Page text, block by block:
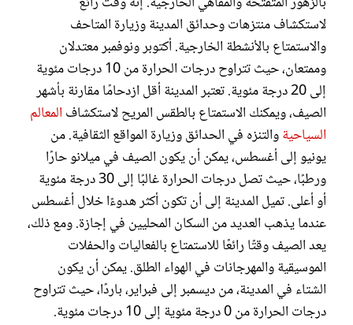
لاستكشاف منتزهات وحدائق المدينة وزيارة المتاحف
والاستمتاع بالأنشطة الخارجية. أكتوبر ونوفمبر معتدلان
وممتعان، حيث تتراوح درجات الحرارة من 10 درجات مئوية
إلى 20 درجة مئوية. تعتبر المدينة أقل ازدحامًا مقارنة بأشهر
الصيف، ويمكنك الاستمتاع بالطقس المريح لاستكشاف المعالم
السياحيةوالتنزه في الحدائق وزيارة المواقع الثقافية. من
يونيو إلى أغسطس، يمكن أن يكون الصيف في ميلانو حارًا
ورطبًا، حيث تصل درجات الحرارة غالبًا إلى 30 درجة مئوية
أو أعلى. تميل المدينة إلى أن تكون أكثر هدوءًا خلال أغسطس
عندما يذهب العديد من السكان المحليين في إجازة. ومع ذلك،
يعد الصيف وقتًا رائعًا للاستمتاع بالفعاليات والحفلات
الموسيقية والمهرجانات في الهواء الطلق. يمكن أن يكون
الشتاء في المدينة، من ديسمبر إلى فبراير، باردًا، حيث تتراوح
درجات الحرارة من 0 درجة مئوية إلى 10 درجات مئوية.